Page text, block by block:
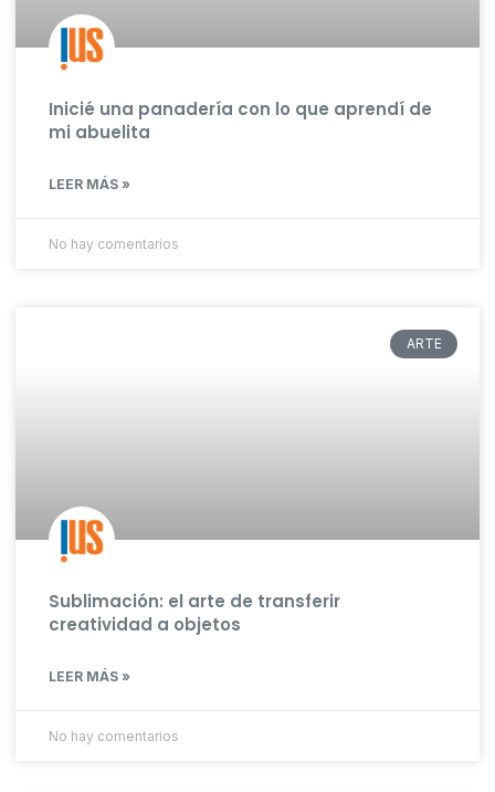
Inicié una panadería con lo que aprendí de
mi abuelita
LEER MÁS »
No hay comentarios
ARTE
Sublimación: el arte de transferir
creatividad a objetos
LEER MÁS »
No hay comentarios